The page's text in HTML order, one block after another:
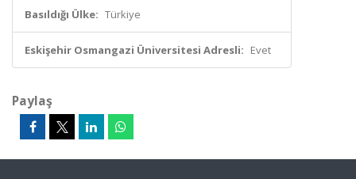
Basıldığı Ülke: Türkiye
Eskişehir Osmangazi Üniversitesi Adresli: Evet
Paylaş